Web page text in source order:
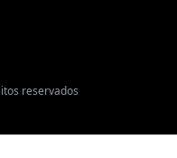
reservados